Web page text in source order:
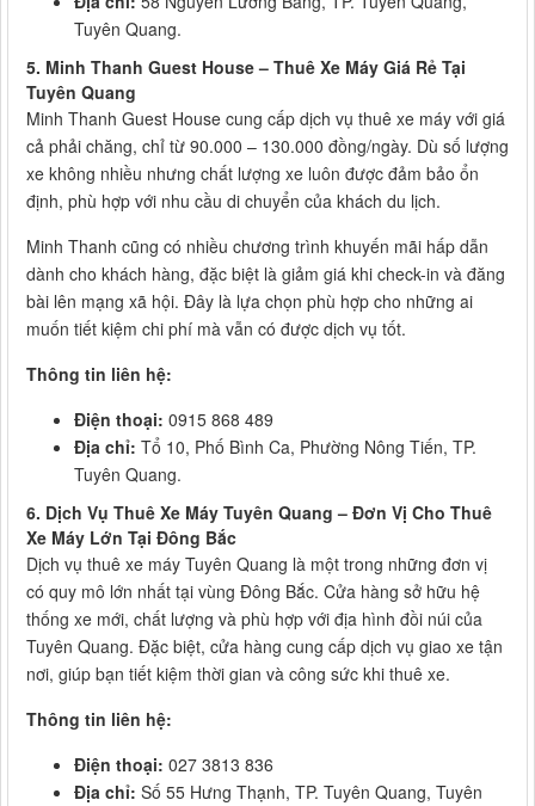
Tuyên Quang.
5. Minh Thanh Guest House – Thuê Xe Máy Giá Rẻ Tại
Tuyên Quang
Minh Thanh Guest House cung cấp dịch vụ thuê xe máy với giá
cả phải chăng, chỉ từ 90.000 – 130.000 đồng/ngày. Dù số lượng
xe không nhiều nhưng chất lượng xe luôn được đảm bảo ổn
định, phù hợp với nhu cầu di chuyển của khách du lịch.
Minh Thanh cũng có nhiều chương trình khuyến mãi hấp dẫn
dành cho khách hàng, đặc biệt là giảm giá khi check-in và đăng
bài lên mạng xã hội. Đây là lựa chọn phù hợp cho những ai
muốn tiết kiệm chi phí mà vẫn có được dịch vụ tốt.
Thông tin liên hệ:
Điện thoại: 0915 868 489
Địa chỉ: Tổ 10, Phố Bình Ca, Phường Nông Tiến, TP.
Tuyên Quang.
6. Dịch Vụ Thuê Xe Máy Tuyên Quang – Đơn Vị Cho Thuê
Xe Máy Lớn Tại Đông Bắc
Dịch vụ thuê xe máy Tuyên Quang là một trong những đơn vị
có quy mô lớn nhất tại vùng Đông Bắc. Cửa hàng sở hữu hệ
thống xe mới, chất lượng và phù hợp với địa hình đồi núi của
Tuyên Quang. Đặc biệt, cửa hàng cung cấp dịch vụ giao xe tận
nơi, giúp bạn tiết kiệm thời gian và công sức khi thuê xe.
Thông tin liên hệ:
Điện thoại: 027 3813 836
Địa chỉ: Số 55 Hưng Thạnh, TP. Tuyên Quang, Tuyên